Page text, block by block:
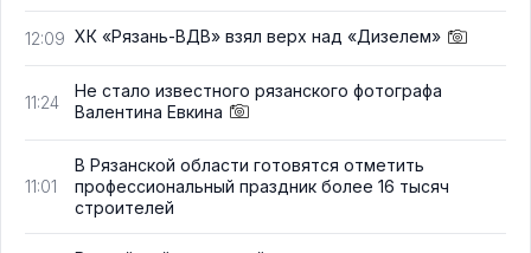
12:09 ХК «Рязань-ВДВ» взял верх над «Дизелем»
11:24
Не стало известного рязанского фотографа
Валентина Евкина
11:01
В Рязанской области готовятся отметить
профессиональный праздник более 16 тысяч
строителей